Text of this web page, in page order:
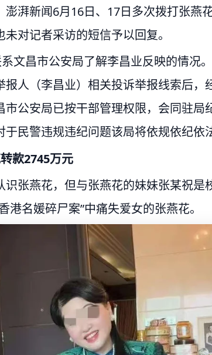
湃新闻6月16日、17日多次拨打张燕
对记者采访的短信予以回复。
文昌市公安局了解李昌业反映的情况
报人（李昌业）相关投诉举报线索后，
市公安局已按干部管理权限，会同驻局
民警违规违纪问题该局将依规依纪依
款2745万元
识张燕花，但与张燕花的妹妹张某祝是
港名媛碎尸案”中痛失爱女的张燕花。